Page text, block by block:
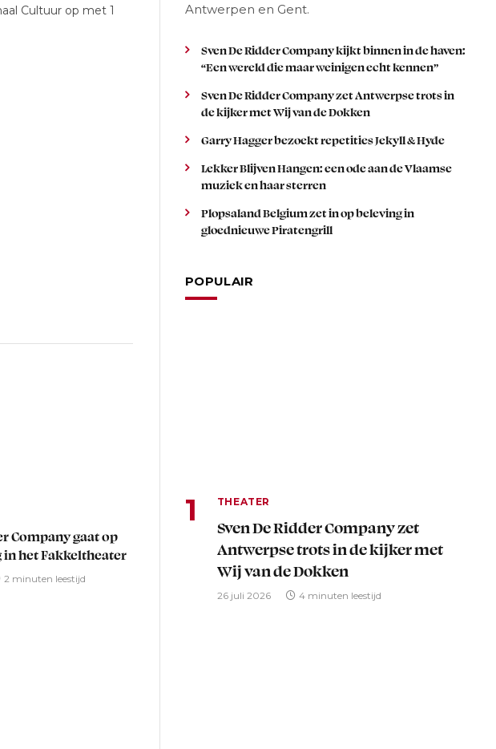
Cultuur op met 1
Company gaat op
het Fakkeltheater
2 minuten leestijd
Antwerpen en Gent.
Sven De Ridder Company kijkt binnen in de haven:
“Een wereld die maar weinigen echt kennen”
Sven De Ridder Company zet Antwerpse trots in
de kijker met Wij van de Dokken
Garry Hagger bezoekt repetities Jekyll & Hyde
Lekker Blijven Hangen: een ode aan de Vlaamse
muziek en haar sterren
Plopsaland Belgium zet in op beleving in
gloednieuwe Piratengrill
POPULAIR
THEATER
Sven De Ridder Company zet
Antwerpse trots in de kijker met
Wij van de Dokken
26 juli 2026 4 minuten leestijd